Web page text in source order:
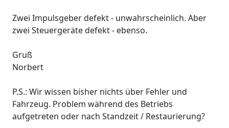
Zwei Impulsgeber defekt - unwahrscheinlich. Aber
zwei Steuergeräte defekt - ebenso.
Gruß
Norbert
P.S.: Wir wissen bisher nichts über Fehler und
Fahrzeug. Problem während des Betriebs
aufgetreten oder nach Standzeit / Restaurierung?